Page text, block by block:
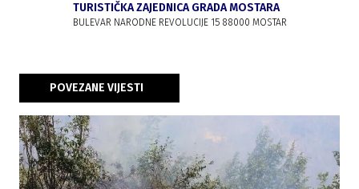
TURISTIČKA ZAJEDNICA GRADA MOSTARA
BULEVAR NARODNE REVOLUCIJE 15 88000 MOSTAR
POVEZANE VIJESTI